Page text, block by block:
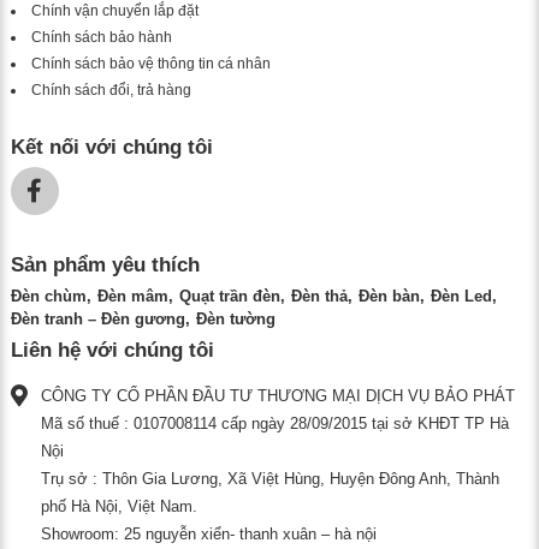
Chính vận chuyển lắp đặt
Chính sách bảo hành
Chính sách bảo vệ thông tin cá nhân
Chính sách đổi, trả hàng
Kết nối với chúng tôi
Sản phẩm yêu thích
Đèn chùm Đèn mâm Quạt trần đèn Đèn thả Đèn bàn
Đèn Led
Đèn tranh – Đèn gương
Đèn tường
Liên hệ với chúng tôi
CÔNG TY CỔ PHẦN ĐẦU TƯ THƯƠNG MẠI DỊCH VỤ BẢO PHÁT
Mã số thuế : 0107008114 cấp ngày 28/09/2015 tại sở KHĐT TP Hà
Nội
Trụ sở : Thôn Gia Lương, Xã Việt Hùng, Huyện Đông Anh, Thành
phố Hà Nội, Việt Nam.
Showroom: 25 nguyễn xiển- thanh xuân – hà nội